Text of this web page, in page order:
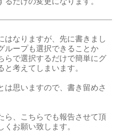
はなりますが、先に書きまし
ループも選択できることか
らで選択するだけで簡単にグ
考えてしまいます。
は思いますので、書き留めさ
ら、こちらでも報告させて頂
お願い致します。